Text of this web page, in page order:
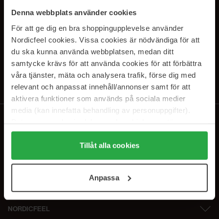
Denna webbplats använder cookies
För att ge dig en bra shoppingupplevelse använder
Nordicfeel cookies. Vissa cookies är nödvändiga för att
du ska kunna använda webbplatsen, medan ditt
samtycke krävs för att använda cookies för att förbättra
våra tjänster, mäta och analysera trafik, förse dig med
relevant och anpassat innehåll/annonser samt för att
aktivera funktioner som används på sociala medier
media (kan innefatta behandling av personuppgifter).
Genom att trycka på "Tillåt alla cookies" accepterar du
alla cookies, medan du under "Detaljer" kan anpassa
användningen av cookies. Du kan när som helst återkalla
samt vår Integritetspolicy.
Tillåt alla cookies
Anpassa
SUBSCRIBE TO OUR
NEWSLETTER
E-postadresse
Ved å abonnere godtar du vårpersonvernerklæring. Du kan melde deg
NORDICFEEL